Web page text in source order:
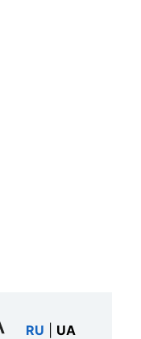
RU UA